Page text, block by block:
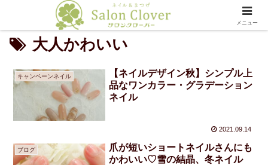
大人かわいい
キャンペーンネイル
【ネイルデザイン秋】シンプル上
品なワンカラー・グラデーション
ネイル
2021.09.14
ブログ
爪が短いショートネイルさんにも
かわいい♡雪の結晶、冬ネイル
メニュー